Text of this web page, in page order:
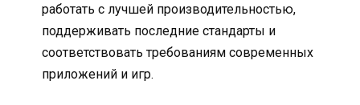
работать с лучшей производительностью,
поддерживать последние стандарты и
соответствовать требованиям современных
приложений и игр.